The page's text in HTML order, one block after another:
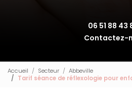
06 51 88 43
Contactez-
Accueil Secteur
Abbeville
Tarif séance de réflexologie pour